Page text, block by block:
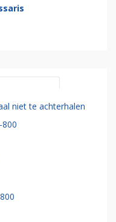
niet te achterhalen